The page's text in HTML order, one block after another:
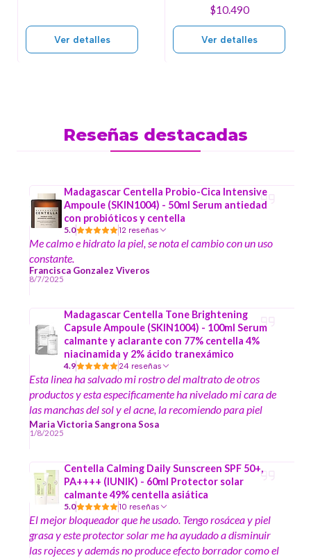
Ver detalles
$10.490
Ver detalles
Reseñas destacadas
Madagascar Centella Probio-Cica Intensive
Ampoule (SKIN1004) - 50ml Serum antiedad
con probióticos y centella
5.0 12 reseñas
Me calmo e hidrato la piel, se nota el cambio con un uso
constante.
Francisca Gonzalez Viveros
8/7/2025
Madagascar Centella Tone Brightening
Capsule Ampoule (SKIN1004) - 100ml Serum
calmante y aclarante con 77% centella 4%
niacinamida y 2% ácido tranexámico
4.9 24 reseñas
Esta linea ha salvado mi rostro del maltrato de otros
productos y esta especificamente ha nivelado mi cara de
las manchas del sol y el acne, la recomiendo para piel
sensible y reactiva como la mia. Ademas como siempre
es un gusto comprar en esta tienda, el despacho es rapido,
Maria Victoria Sangrona Sosa
1/8/2025
Centella Calming Daily Sunscreen SPF 50+,
PA++++ (IUNIK) - 60ml Protector solar
calmante 49% centella asiática
5.0 10 reseñas
El mejor bloqueador que he usado. Tengo rosácea y piel
grasa y este protector solar me ha ayudado a disminuir
las rojeces y además no produce efecto borrador como el